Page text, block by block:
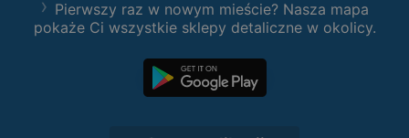
Pierwszy raz w nowym mieście? Nasza mapa
pokaże Ci wszystkie sklepy detaliczne w okolicy.